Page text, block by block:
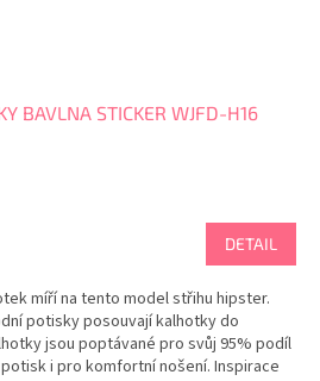
BAVLNA STICKER WJFD-H16
DETAIL
míří na tento model střihu hipster.
potisky posouvají kalhotky do
jsou poptávané pro svůj 95% podíl
i pro komfortní nošení. Inspirace